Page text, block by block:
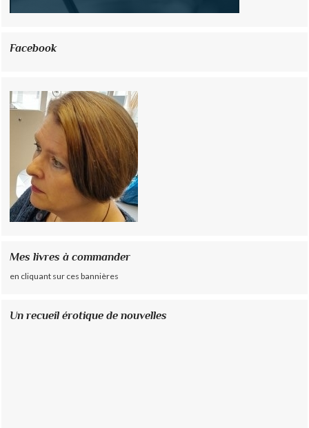
Facebook
Mes livres à commander
en cliquant sur ces bannières
Un recueil érotique de nouvelles